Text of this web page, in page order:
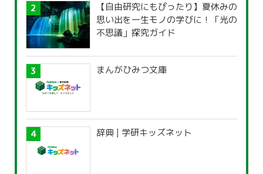
【自由研究にもぴったり】夏休みの
思い出を一生モノの学びに！「光の
不思議」探究ガイド
まんがひみつ文庫
辞典 | 学研キッズネット